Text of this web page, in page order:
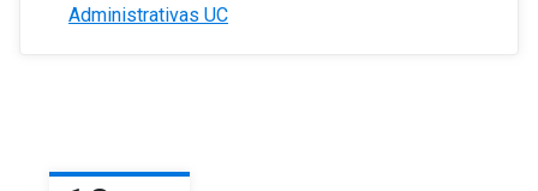
Administrativas UC